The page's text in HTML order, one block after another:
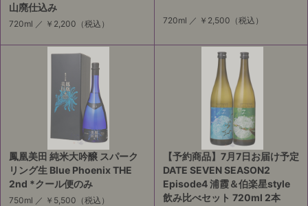
山廃仕込み
720ml ／ ￥2,200 （税込） 720ml ／ ￥2,500 （税込）
鳳凰美田 純米大吟醸 スパーク
リング生 Blue Phoenix THE
2nd *クール便のみ
750ml ／ ￥5,500 （税込）
【予約商品】7月7日お届け予定
DATE SEVEN SEASON2
Episode4 浦霞＆伯楽星style
飲み比べセット 720ml 2本